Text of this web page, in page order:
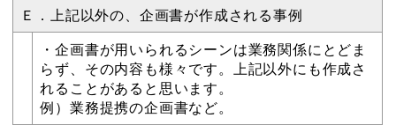
Ｅ．上記以外の、企画書が作成される事例
・企画書が用いられるシーンは業務関係にとどま
らず、その内容も様々です。上記以外にも作成さ
れることがあると思います。
例）業務提携の企画書など。